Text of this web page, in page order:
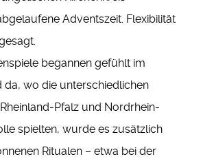
Adventszeit. Flexibilität
begannen gefühlt im
wo die unterschiedlichen
Pfalz und Nordrhein-
spielten, wurde es zusätzlich
Ritualen – etwa bei der